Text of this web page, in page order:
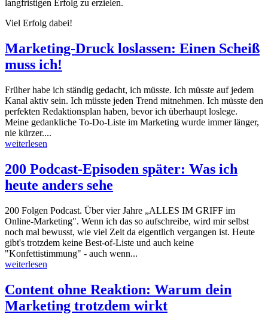
langfristigen Erfolg zu erzielen.
Viel Erfolg dabei!
Marketing-Druck loslassen: Einen Scheiß
muss ich!
Früher habe ich ständig gedacht, ich müsste. Ich müsste auf jedem
Kanal aktiv sein. Ich müsste jeden Trend mitnehmen. Ich müsste den
perfekten Redaktionsplan haben, bevor ich überhaupt loslege.
Meine gedankliche To-Do-Liste im Marketing wurde immer länger,
nie kürzer....
weiterlesen
200 Podcast-Episoden später: Was ich
heute anders sehe
200 Folgen Podcast. Über vier Jahre „ALLES IM GRIFF im
Online-Marketing". Wenn ich das so aufschreibe, wird mir selbst
noch mal bewusst, wie viel Zeit da eigentlich vergangen ist. Heute
gibt's trotzdem keine Best-of-Liste und auch keine
"Konfettistimmung" - auch wenn...
weiterlesen
Content ohne Reaktion: Warum dein
Marketing trotzdem wirkt